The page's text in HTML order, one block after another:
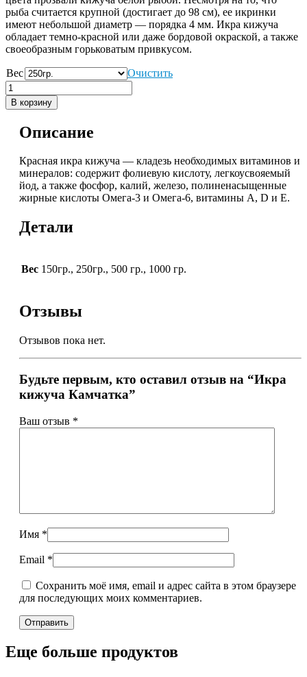
рыба считается крупной (достигает до 98 см), ее икринки
имеют небольшой диаметр — порядка 4 мм. Икра кижуча
обладает темно-красной или даже бордовой окраской, а также
своеобразным горьковатым привкусом.
Вес Очистить
В корзину
Описание
Красная икра кижуча — кладезь необходимых витаминов и
минералов: содержит фолиевую кислоту, легкоусвояемый
йод, а также фосфор, калий, железо, полиненасыщенные
жирные кислоты Омега-3 и Омега-6, витамины А, D и Е.
Детали
Вес 150гр., 250гр., 500 гр., 1000 гр.
Отзывы
Отзывов пока нет.
Будьте первым, кто оставил отзыв на “Икра
кижуча Камчатка”
Ваш отзыв *
Имя *
Email *
Сохранить моё имя, email и адрес сайта в этом браузере
для последующих моих комментариев.
Еще больше продуктов